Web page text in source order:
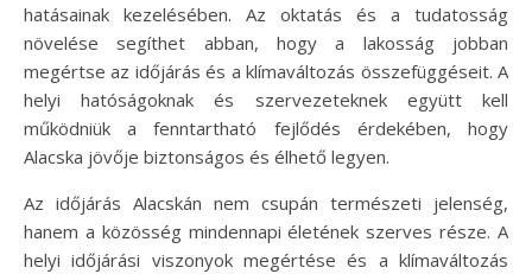
hatásainak kezelésében. Az oktatás és a tudatosság
növelése segíthet abban, hogy a lakosság jobban
megértse az időjárás és a klímaváltozás összefüggéseit. A
helyi hatóságoknak és szervezeteknek együtt kell
működniük a fenntartható fejlődés érdekében, hogy
Alacska jövője biztonságos és élhető legyen.
Az időjárás Alacskán nem csupán természeti jelenség,
hanem a közösség mindennapi életének szerves része. A
helyi időjárási viszonyok megértése és a klímaváltozás